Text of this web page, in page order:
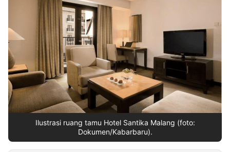
Insight
NTB
Suara
Time
Lens
IDN
Daily
Jogja
Jalan
Rakyat
Idealita
News
Kita
Notice
Dinamikapost.com
Radar
Baru
Seedbacklink
Follow
Kabarbaru
Ilustrasi ruang tamu Hotel Santika Malang (foto:
Dokumen/Kabarbaru).